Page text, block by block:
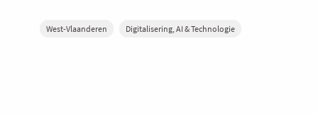
West-Vlaanderen Digitalisering, AI & Technologie